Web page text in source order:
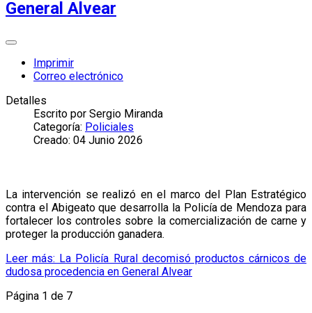
General Alvear
Imprimir
Correo electrónico
Detalles
Escrito por Sergio Miranda
Categoría: Policiales
Creado: 04 Junio 2026
La intervención se realizó en el marco del Plan Estratégico
contra el Abigeato que desarrolla la Policía de Mendoza para
fortalecer los controles sobre la comercialización de carne y
proteger la producción ganadera.
Leer más: La Policía Rural decomisó productos cárnicos de
dudosa procedencia en General Alvear
Página 1 de 7